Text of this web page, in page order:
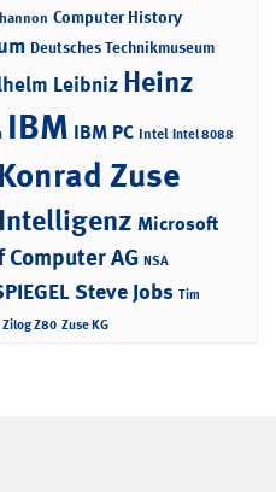
Computer History
Deutsches Technikmuseum
Leibniz Heinz
IBM IBM PC Intel Intel 8088
Konrad Zuse
Microsoft
Computer AG NSA
Steve Jobs Tim
Zilog Z80 Zuse KG